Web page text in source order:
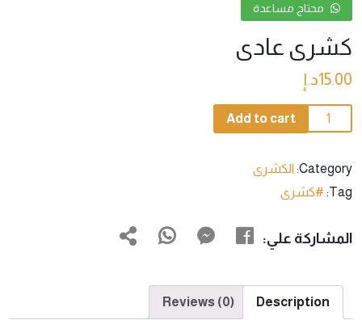
محتاج مساعدة
كشرى عادى
15.00د.إ
كشرى
عادى
Add to cart
Category: الكشرى
Tag: #كشرى
المشاركة علي:
Description
Reviews (0)